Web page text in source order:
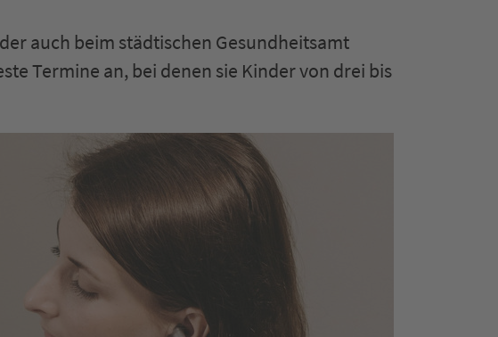
auch beim städtischen Gesundheitsamt
Termine an, bei denen sie Kinder von drei bis